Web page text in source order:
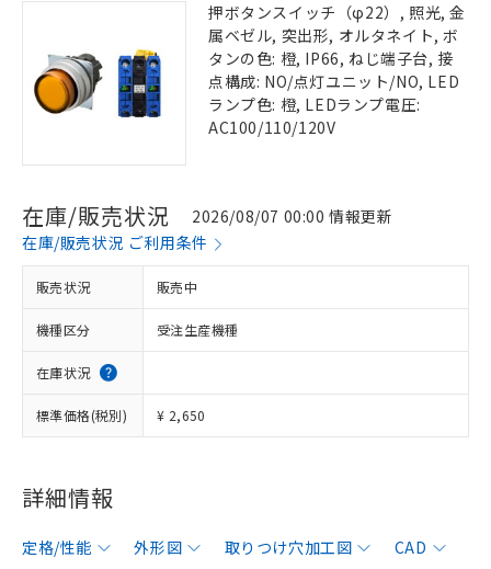
押ボタンスイッチ（φ22）, 照光, 金
属ベゼル, 突出形, オルタネイト, ボ
タンの色: 橙, IP66, ねじ端子台, 接
点構成: NO/点灯ユニット/NO, LED
ランプ色: 橙, LEDランプ電圧:
AC100/110/120V
在庫/販売状況
2026/08/07 00:00 情報更新
在庫/販売状況 ご利用条件
販売状況 販売中
機種区分 受注生産機種
在庫状況
標準価格(税別) ¥ 2,650
詳細情報
定格/性能 外形図 取りつけ穴加工図
CAD